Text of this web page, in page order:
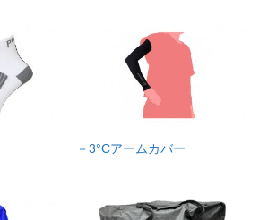
－3°Cアームカバー